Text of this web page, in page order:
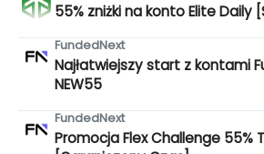
55% zniżki na konto Elite Daily
FundedNext
Najłatwiejszy start z kontami
NEW55
FundedNext
Promocja Flex Challenge 55%